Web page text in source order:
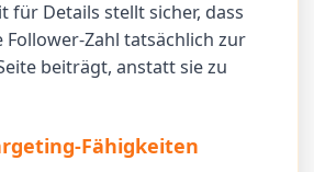
für Details stellt sicher, dass
Follower-Zahl tatsächlich zur
beiträgt, anstatt sie zu
Fähigkeiten